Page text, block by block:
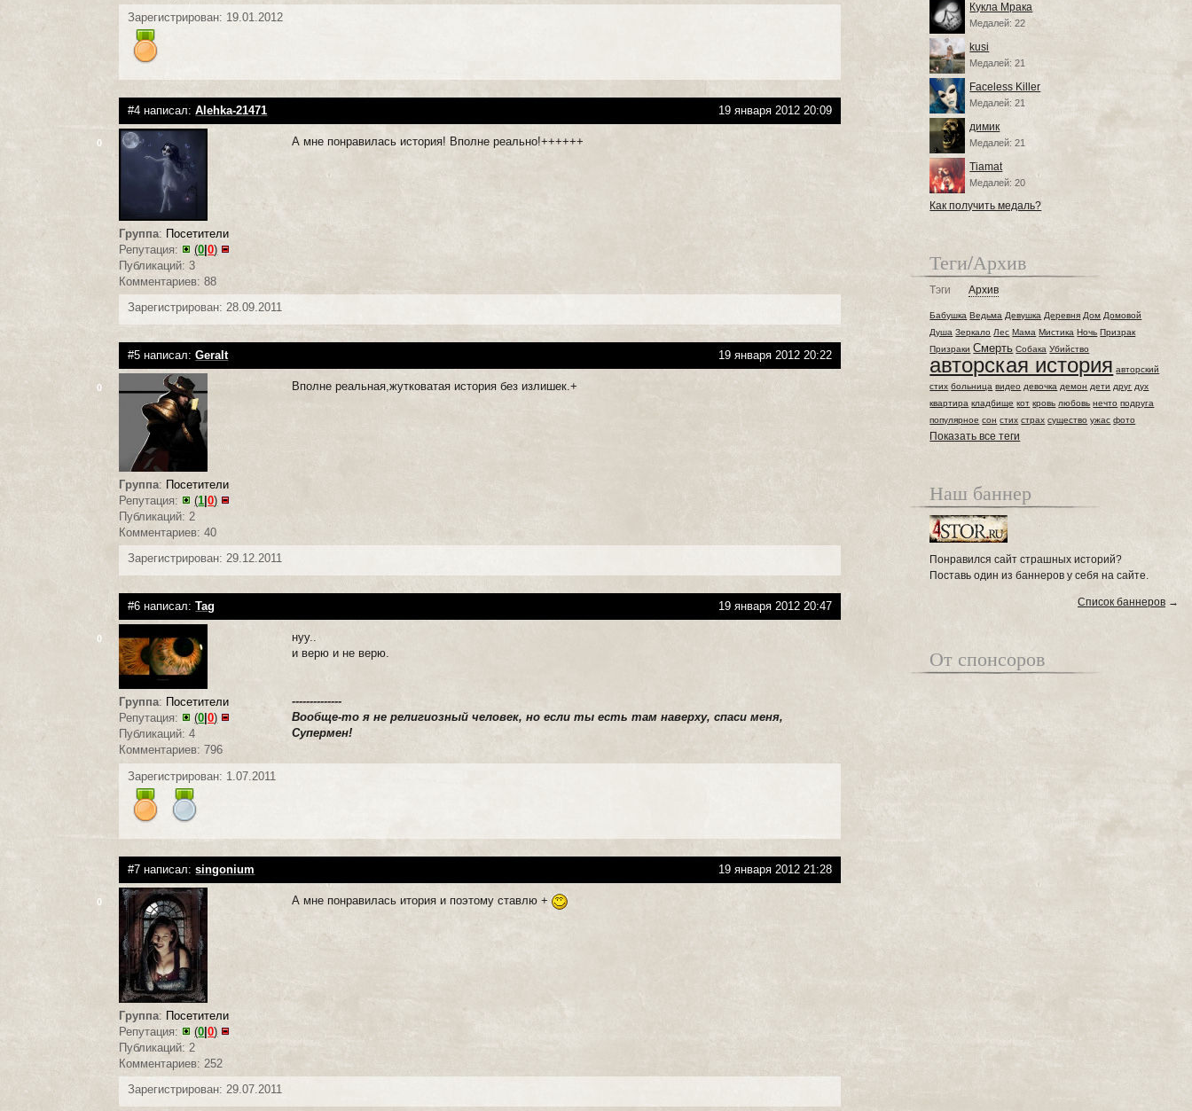
Зарегистрирован: 19.01.2012
#4 написал:Alehka-21471 19 января 2012 20:09
0
Группа: Посетители
Репутация:
(0 |0)
Публикаций: 3
Комментариев: 88
А мне понравилась история! Вполне реально!++++++
Зарегистрирован: 28.09.2011
#5 написал:Geralt 19 января 2012 20:22
0
Группа: Посетители
Репутация:
(1 |0)
Публикаций: 2
Комментариев: 40
Вполне реальная,жутковатая история без излишек.+
Зарегистрирован: 29.12.2011
#6 написал:Tag 19 января 2012 20:47
0
Группа: Посетители
Репутация:
(0 |0)
Публикаций: 4
Комментариев: 796
нуу..
и верю и не верю.
--------------
Вообще-то я не религиозный человек, но если ты есть там наверху, спаси меня,
Супермен!
Зарегистрирован: 1.07.2011
#7 написал:singonium 19 января 2012 21:28
0
Группа: Посетители
Репутация:
(0 |0)
Публикаций: 2
Комментариев: 252
А мне понравилась итория и поэтому ставлю +
Зарегистрирован: 29.07.2011
Кукла Мрака
Медалей: 22
kusi
Медалей: 21
Faceless Killer
Медалей: 21
димик
Медалей: 21
Tiamat
Медалей: 20
Как получить медаль?
Теги/Архив
Тэги Архив
Бабушка Ведьма Девушка Деревня Дом Домовой
Душа Зеркало Лес Мама Мистика Ночь Призрак
Призраки Смерть Собака Убийство
авторская история авторский
стих больница видео девочка демон дети друг дух
квартира кладбище кот кровь любовь нечто подруга
популярное сон стих страх существо ужас фото
Показать все теги
Наш баннер
Понравился сайт страшных историй?
Поставь один из баннеров у себя на сайте.
Список баннеров →
От спонсоров